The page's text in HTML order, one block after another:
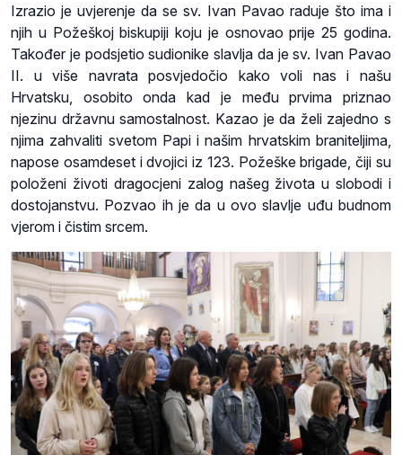
Izrazio je uvjerenje da se sv. Ivan Pavao raduje što ima i
njih u Požeškoj biskupiji koju je osnovao prije 25 godina.
Također je podsjetio sudionike slavlja da je sv. Ivan Pavao
II. u više navrata posvjedočio kako voli nas i našu
Hrvatsku, osobito onda kad je među prvima priznao
njezinu državnu samostalnost. Kazao je da želi zajedno s
njima zahvaliti svetom Papi i našim hrvatskim braniteljima,
napose osamdeset i dvojici iz 123. Požeške brigade, čiji su
položeni životi dragocjeni zalog našeg života u slobodi i
dostojanstvu. Pozvao ih je da u ovo slavlje uđu budnom
vjerom i čistim srcem.